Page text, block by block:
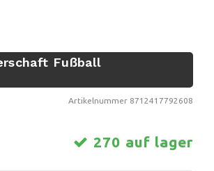
Fußball
Artikelnummer 8712417792608
270 auf lager